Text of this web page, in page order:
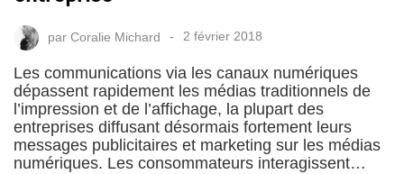
par Coralie Michard 2 février 2018
Les communications via les canaux numériques
dépassent rapidement les médias traditionnels de
l’impression et de l’affichage, la plupart des
entreprises diffusant désormais fortement leurs
messages publicitaires et marketing sur les médias
numériques. Les consommateurs interagissent…